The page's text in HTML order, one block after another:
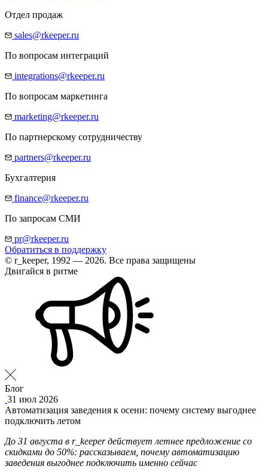
Отдел продаж
sales@rkeeper.ru
По вопросам интеграций
integrations@rkeeper.ru
По вопросам маркетинга
marketing@rkeeper.ru
По партнерскому сотрудничеству
partners@rkeeper.ru
Бухгалтерия
finance@rkeeper.ru
По запросам СМИ
pr@rkeeper.ru
Обратиться в поддержку
© r_keeper, 1992 — 2026. Все права защищены
Двигайся в ритме
Блог
31 июл 2026
Автоматизация заведения к осени: почему систему выгоднее
подключить летом
До 31 августа в r_keeper действует летнее предложение со
скидками до 50%: рассказываем, почему автоматизацию
заведения выгоднее подключить именно сейчас